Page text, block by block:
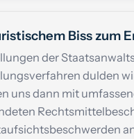
Biss zum
der
dulden
uns dann mit